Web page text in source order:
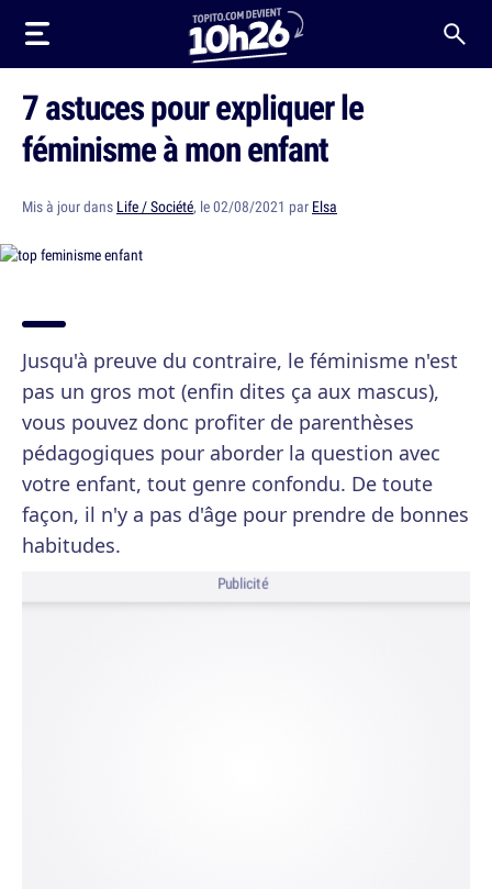
7 astuces pour expliquer le
féminisme à mon enfant
Mis à jour dans Life / Société, le 02/08/2021 par Elsa
Jusqu'à preuve du contraire, le féminisme n'est
pas un gros mot (enfin dites ça aux mascus),
vous pouvez donc profiter de parenthèses
pédagogiques pour aborder la question avec
votre enfant, tout genre confondu. De toute
façon, il n'y a pas d'âge pour prendre de bonnes
habitudes.
Publicité